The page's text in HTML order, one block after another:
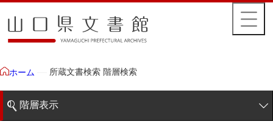
ホーム 所蔵文書検索 階層検索
階層表示